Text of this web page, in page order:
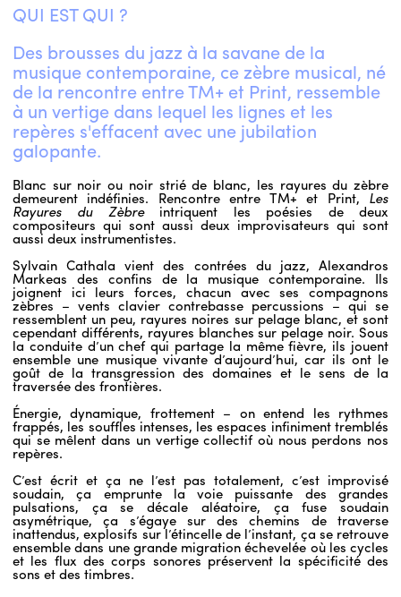
QUI EST QUI ?
Des brousses du jazz à la savane de la
musique contemporaine, ce zèbre musical, né
de la rencontre entre TM+ et Print, ressemble
à un vertige dans lequel les lignes et les
repères s'effacent avec une jubilation
galopante.
Blanc sur noir ou noir strié de blanc, les rayures du zèbre
demeurent indéfinies. Rencontre entre TM+ et Print, Les
Rayures du Zèbreintriquent les poésies de deux
compositeurs qui sont aussi deux improvisateurs qui sont
aussi deux instrumentistes.
Sylvain Cathala vient des contrées du jazz, Alexandros
Markeas des confins de la musique contemporaine. Ils
joignent ici leurs forces, chacun avec ses compagnons
zèbres – vents clavier contrebasse percussions – qui se
ressemblent un peu, rayures noires sur pelage blanc, et sont
cependant différents, rayures blanches sur pelage noir. Sous
la conduite d’un chef qui partage la même fièvre, ils jouent
ensemble une musique vivante d’aujourd’hui, car ils ont le
goût de la transgression des domaines et le sens de la
traversée des frontières.
Énergie, dynamique, frottement – on entend les rythmes
frappés, les souffles intenses, les espaces infiniment tremblés
qui se mêlent dans un vertige collectif où nous perdons nos
repères.
C’est écrit et ça ne l’est pas totalement, c’est improvisé
soudain, ça emprunte la voie puissante des grandes
pulsations, ça se décale aléatoire, ça fuse soudain
asymétrique, ça s’égaye sur des chemins de traverse
inattendus, explosifs sur l’étincelle de l’instant, ça se retrouve
ensemble dans une grande migration échevelée où les cycles
et les flux des corps sonores préservent la spécificité des
sons et des timbres.